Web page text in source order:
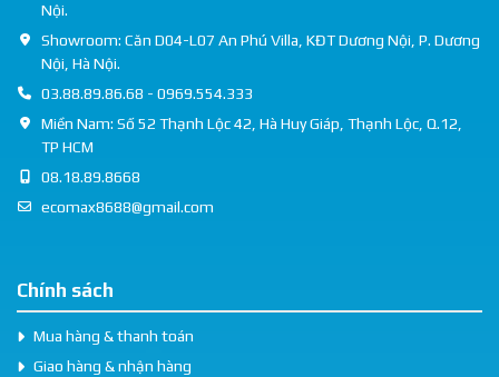
Nội.
Showroom: Căn D04-L07 An Phú Villa, KĐT Dương Nội, P. Dương
Nội, Hà Nội.
03.88.89.86.68 - 0969.554.333
Miền Nam: Số 52 Thạnh Lộc 42, Hà Huy Giáp, Thạnh Lộc, Q.12,
TP HCM
08.18.89.8668
ecomax8688@gmail.com
Chính sách
Mua hàng & thanh toán
Giao hàng & nhận hàng